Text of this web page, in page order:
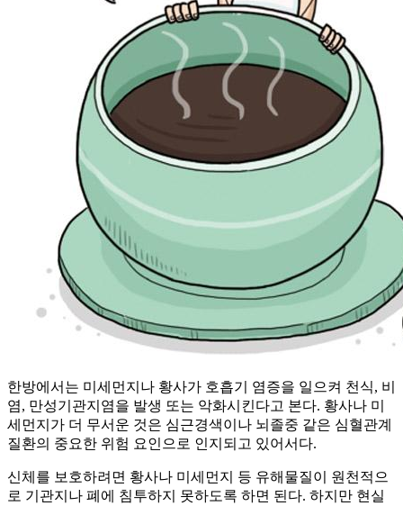
한방에서는 미세먼지나 황사가 호흡기 염증을 일으켜 천식, 비
염, 만성기관지염을 발생 또는 악화시킨다고 본다. 황사나 미
세먼지가 더 무서운 것은 심근경색이나 뇌졸중 같은 심혈관계
질환의 중요한 위험 요인으로 인지되고 있어서다.
신체를 보호하려면 황사나 미세먼지 등 유해물질이 원천적으
로 기관지나 폐에 침투하지 못하도록 하면 된다. 하지만 현실